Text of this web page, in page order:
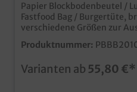
Papier Blockbodenbeutel /
Fastfood Bag / Burgertüte,
verschiedene Größen zur Auswahl
umweltfreundliche
praktischem Standboden Ideal für das Verpacken und
ungebleichtem braun, für
Produktnummer:
Varianten ab 55,80 €*